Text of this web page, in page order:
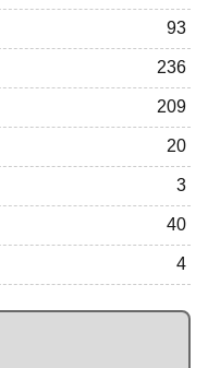
93
236
209
20
3
40
4